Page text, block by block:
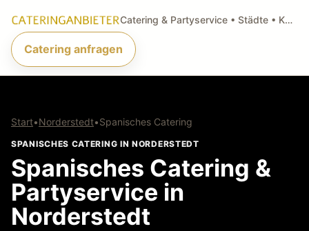
Catering & Partyservice • Städte • Küchenarten • Anfragen
Catering anfragen
Start•Norderstedt•Spanisches Catering
SPANISCHES CATERING IN NORDERSTEDT
Spanisches Catering &
Partyservice in
Norderstedt